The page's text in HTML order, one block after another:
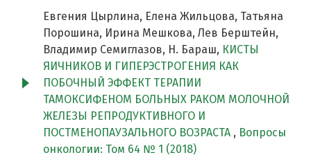
Евгения Цырлина, Елена Жильцова, Татьяна
Порошина, Ирина Мешкова, Лев Берштейн,
Владимир Семиглазов, Н. Бараш, КИСТЫ
ЯИЧНИКОВ И ГИПЕРЭСТРОГЕНИЯ КАК
ПОБОЧНЫЙ ЭФФЕКТ ТЕРАПИИ
ТАМОКСИФЕНОМ БОЛЬНЫХ РАКОМ МОЛОЧНОЙ
ЖЕЛЕЗЫ РЕПРОДУКТИВНОГО И
ПОСТМЕНОПАУЗАЛЬНОГО ВОЗРАСТА , Вопросы
онкологии: Том 64 № 1 (2018)